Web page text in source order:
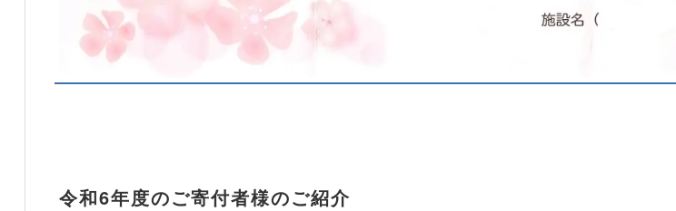
令和6年度のご寄付者様のご紹介